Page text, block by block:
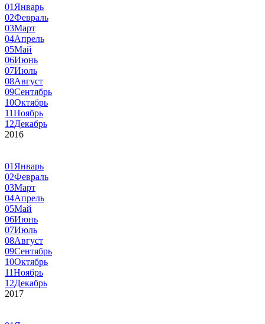
01 Январь
02Февраль
03Март
04Апрель
05Май
06Июнь
07Июль
08Август
09Сентябрь
10Октябрь
11Ноябрь
12Декабрь
2016
01 Январь
02Февраль
03Март
04Апрель
05Май
06Июнь
07Июль
08Август
09Сентябрь
10Октябрь
11Ноябрь
12Декабрь
2017